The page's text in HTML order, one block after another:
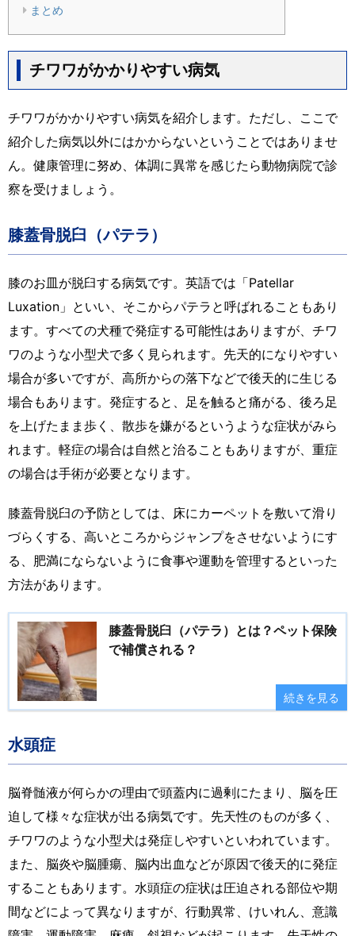
まとめ
チワワがかかりやすい病気
チワワがかかりやすい病気を紹介します。ただし、ここで
紹介した病気以外にはかからないということではありませ
ん。健康管理に努め、体調に異常を感じたら動物病院で診
察を受けましょう。
膝蓋骨脱臼（パテラ）
膝のお皿が脱臼する病気です。英語では「Patellar
Luxation」といい、そこからパテラと呼ばれることもあり
ます。すべての犬種で発症する可能性はありますが、チワ
ワのような小型犬で多く見られます。先天的になりやすい
場合が多いですが、高所からの落下などで後天的に生じる
場合もあります。発症すると、足を触ると痛がる、後ろ足
を上げたまま歩く、散歩を嫌がるというような症状がみら
れます。軽症の場合は自然と治ることもありますが、重症
の場合は手術が必要となります。
膝蓋骨脱臼の予防としては、床にカーペットを敷いて滑り
づらくする、高いところからジャンプをさせないようにす
る、肥満にならないように食事や運動を管理するといった
方法があります。
膝蓋骨脱臼（パテラ）とは？ペット保険
で補償される？
続きを見る
水頭症
脳脊髄液が何らかの理由で頭蓋内に過剰にたまり、脳を圧
迫して様々な症状が出る病気です。先天性のものが多く、
チワワのような小型犬は発症しやすいといわれています。
また、脳炎や脳腫瘍、脳内出血などが原因で後天的に発症
することもあります。水頭症の症状は圧迫される部位や期
間などによって異なりますが、行動異常、けいれん、意識